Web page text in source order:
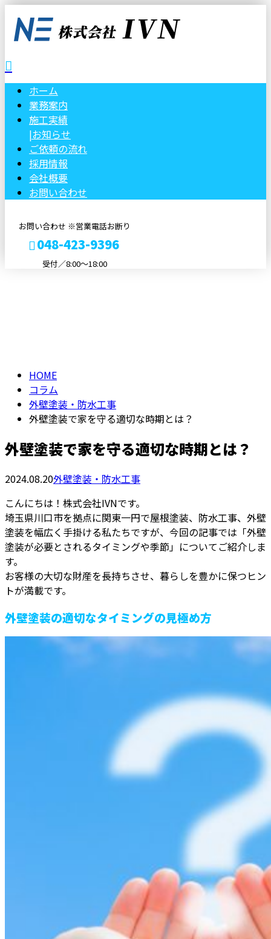
ホーム
業務案内
施工実績
|お知らせ
ご依頼の流れ
採用情報
会社概要
お問い合わせ
お問い合わせ ※営業電話お断り
048-423-9396
受付／8:00〜18:00
HOME
コラム
外壁塗装・防水工事
外壁塗装で家を守る適切な時期とは？
外壁塗装で家を守る適切な時期とは？
2024.08.20外壁塗装・防水工事
こんにちは！株式会社IVNです。
埼玉県川口市を拠点に関東一円で屋根塗装、防水工事、外壁
塗装を幅広く手掛ける私たちですが、今回の記事では「外壁
塗装が必要とされるタイミングや季節」についてご紹介しま
す。
お客様の大切な財産を長持ちさせ、暮らしを豊かに保つヒン
トが満載です。
外壁塗装の適切なタイミングの見極め方